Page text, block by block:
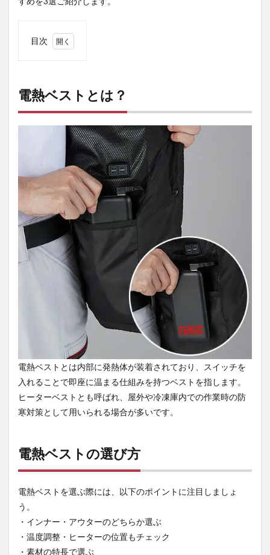
目次
トと
は？
方
2.1
ナ
アウ
ター
のど
ヒー
ター
の位
チェ
ック
の特
3
すめ
の電
熱ベ
スト
電熱ベストとは？
電熱ベストとは内部に発熱体が装着されており、スイッチを
入れることで即座に温まる仕組みを持つベストを指します。
ヒーターベストとも呼ばれ、屋外や冷凍庫内での作業時の防
寒対策として用いられる場合が多いです。
電熱ベストの選び方
電熱ベストを選ぶ際には、以下のポイントに注目しましょ
う。
・インナー・アウターのどちらか選ぶ
・温度調整・ヒーターの位置もチェック
・素材の特長で選ぶ